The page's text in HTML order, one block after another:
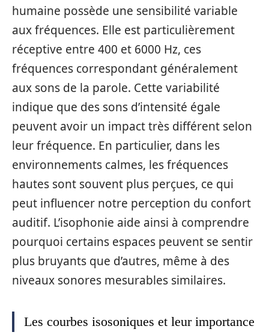
humaine possède une sensibilité variable
aux fréquences. Elle est particulièrement
réceptive entre 400 et 6000 Hz, ces
fréquences correspondant généralement
aux sons de la parole. Cette variabilité
indique que des sons d’intensité égale
peuvent avoir un impact très différent selon
leur fréquence. En particulier, dans les
environnements calmes, les fréquences
hautes sont souvent plus perçues, ce qui
peut influencer notre perception du confort
auditif. L’isophonie aide ainsi à comprendre
pourquoi certains espaces peuvent se sentir
plus bruyants que d’autres, même à des
niveaux sonores mesurables similaires.
Les courbes isosoniques et leur importance